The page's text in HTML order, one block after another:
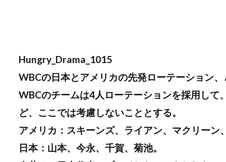
Hungry_Drama_1015
WBCの日本とアメリカの先発ローテーション
WBCのチームは4人ローテーションを採用し
ど、ここでは考慮しないこととする。
アメリカ：スキーンズ、ライアン、マクリーン
日本：山本、今永、千賀、菊池。